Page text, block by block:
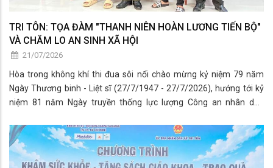
TRI TÔN: TỌA ĐÀM "THANH NIÊN HOÀN LƯƠNG TIẾN BỘ"
VÀ CHĂM LO AN SINH XÃ HỘI
21/07/2026
Hòa trong không khí thi đua sôi nổi chào mừng kỷ niệm 79 năm
Ngày Thương binh - Liệt sĩ (27/7/1947 - 27/7/2026), hướng tới kỷ
niệm 81 năm Ngày truyền thống lực lượng Công an nhân dân
ninh Tổ quốc (19/8/2005 - 19/8/2026), sáng ngày 21/7, tại Hội
trường Công an xã Tri Tôn, Ban Thanh niên Công an tỉnh An Giang
phối hợp Phòng Cảnh sát Thi hành án hình sự và Hỗ trợ tư pháp